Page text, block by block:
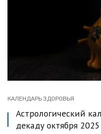
КАЛЕНДАРЬ ЗДОРОВЬЯ
Астрологический
декаду октября